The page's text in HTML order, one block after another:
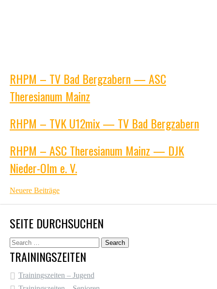
RHPM – TV Bad Bergzabern — ASC
Theresianum Mainz
RHPM – TVK U12mix — TV Bad Bergzabern
RHPM – ASC Theresianum Mainz — DJK
Nieder-Olm e. V.
BEITRAGSNAVIGATION
Neuere Beiträge
SEITE DURCHSUCHEN
TRAININGSZEITEN
Trainingszeiten – Jugend